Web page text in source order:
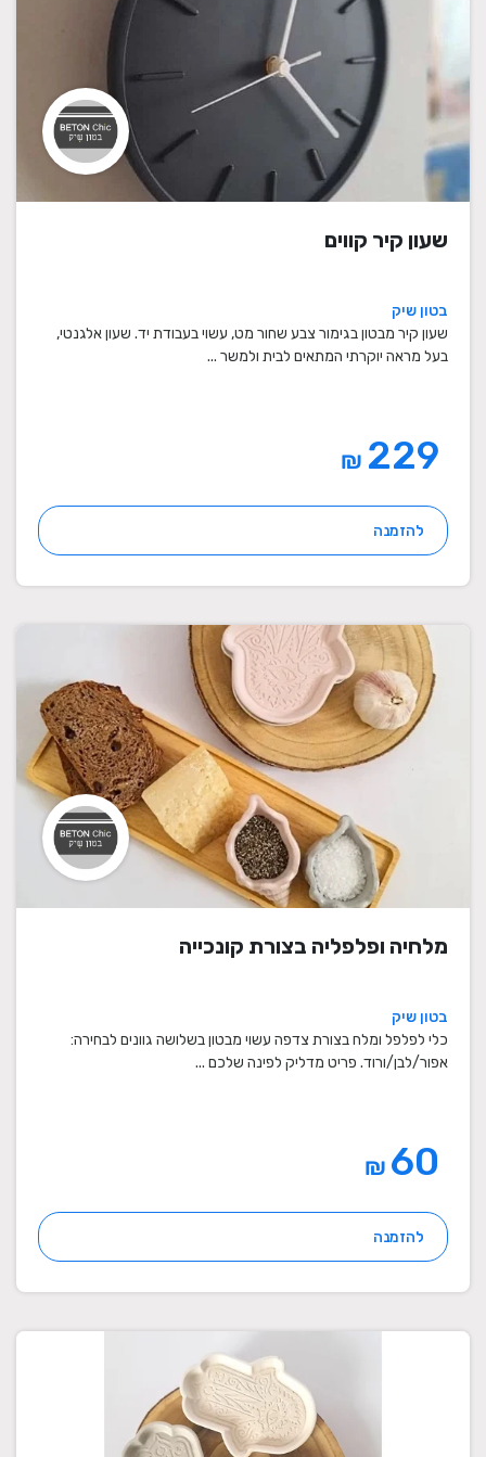
שעון קיר קווים
בטון שיק
שעון קיר מבטון בגימור צבע שחור מט, עשוי בעבודת יד. שעון אלגנטי,
בעל מראה יוקרתי המתאים לבית ולמשר ...
₪
להזמנה
מלחיה ופלפליה בצורת קונכייה
בטון שיק
כלי לפלפל ומלח בצורת צדפה עשוי מבטון בשלושה גוונים לבחירה:
אפור/לבן/ורוד. פריט מדליק לפינה שלכם ...
₪
להזמנה